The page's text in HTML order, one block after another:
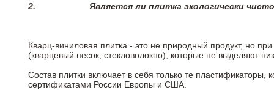
2. Является ли плитка экологически
Кварц-виниловая плитка - это не природный продукт, но
(кварцевый песок, стекловолокно), которые не выделяют
Состав плитки включает в себя только те
сертификатами России Европы и США.